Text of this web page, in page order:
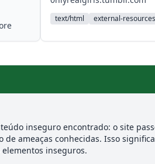
text/html external-resources
inseguro encontrado: o site
de ameaças conhecidas. Isso
inseguros.